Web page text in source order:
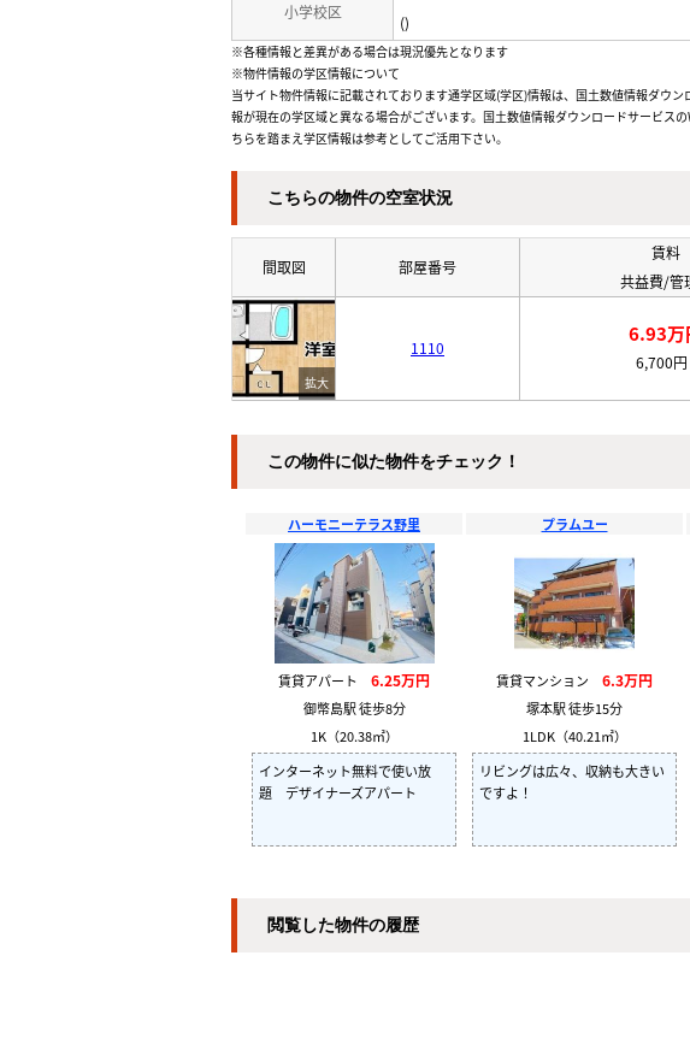
小学校区
()
※各種情報と差異がある場合は現況優先となります
※物件情報の学区情報について
当サイト物件情報に記載されております通学区域(学区)情報は、国土数値情報ダウ
報が現在の学区域と異なる場合がございます。国土数値情報ダウンロードサービス
ちらを踏まえ学区情報は参考としてご活用下さい。
こちらの物件の空室状況
間取図 部屋番号
賃料
共益費/管
1110
6.93万
6,700円
この物件に似た物件をチェック！
ハーモニーテラス野里
賃貸アパート 6.25万円
御幣島駅 徒歩8分
1K（20.38㎡）
インターネット無料で使い放
題 デザイナーズアパート
プラムユー
賃貸マンション 6.3万円
塚本駅 徒歩15分
1LDK（40.21㎡）
リビングは広々、収納も大きい
ですよ！
閲覧した物件の履歴